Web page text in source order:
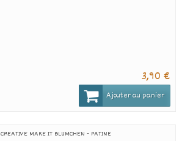
3,90 €
Ajouter au panier
CREATIVE MAKE IT BLUMCHEN - PATINE